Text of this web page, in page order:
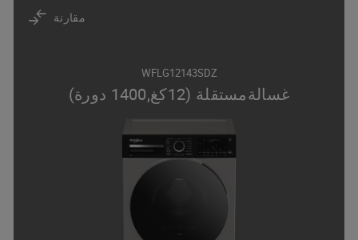
مقارنة
WFLG12143SDZ
غسالةمستقلة (12كغ,1400 دورة)